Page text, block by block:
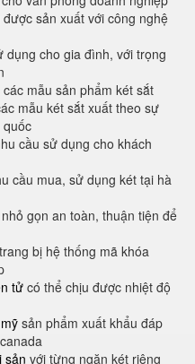
được sản xuất với công nghệ
dụng cho gia đình, với trọng
các mẫu sản phẩm két sắt
mẫu két sắt xuất theo sự
quốc
cầu sử dụng cho khách
cầu mua, sử dụng két tại hà
gọn an toàn, thuận tiện để
trang bị hệ thống mã khóa
tử có thể chịu được nhiệt độ
sản phẩm xuất khẩu đáp
sản với từng ngăn két riêng